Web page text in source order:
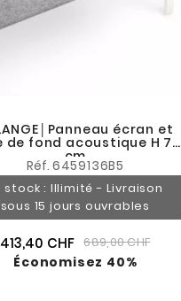
écran et
de fond acoustique H 70
cm
Réf. 6459136B5
stock : Illimité - Livraison
sous 15 jours ouvrables
413,40 CHF 689,00 CHF
Économisez 40%